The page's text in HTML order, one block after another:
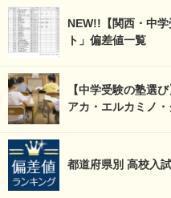
NEW!!【関西・中
ト」偏差値一覧
【中学受験の塾選
アカ・エルカミノ
都道府県別 高校入